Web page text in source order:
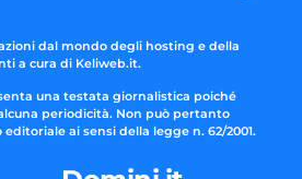
dal mondo degli hosting e della
a cura di Keliweb.it.
una testata giornalistica poiché
periodicità. Non può pertanto
ai sensi della legge n. 62/2001.